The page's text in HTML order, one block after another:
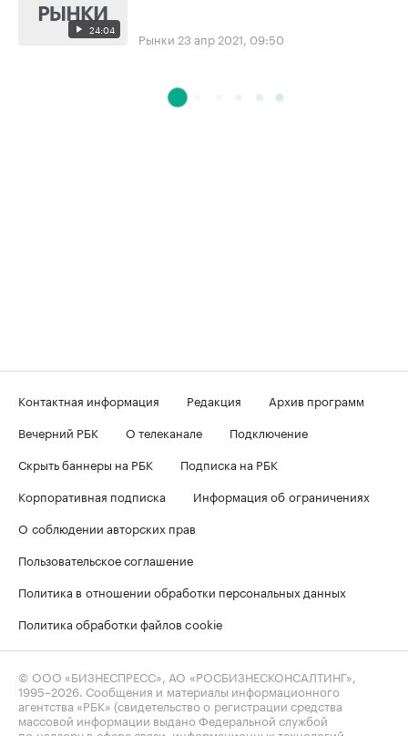
24:04 Рынки 23 апр 2021, 09:50
Контактная информация Редакция
Архив программ
Вечерний РБК
О телеканале
Подключение
Скрыть баннеры на РБК
Подписка на РБК
Корпоративная подписка
Информация об ограничениях
О соблюдении авторских прав
Пользовательское соглашение
Политика в отношении обработки персональных данных
Политика обработки файлов cookie
© ООО «БИЗНЕСПРЕСС», АО «РОСБИЗНЕСКОНСАЛТИНГ»,
1995–2026 . Сообщения и материалы информационного
агентства «РБК» (свидетельство о регистрации средства
массовой информации выдано Федеральной службой